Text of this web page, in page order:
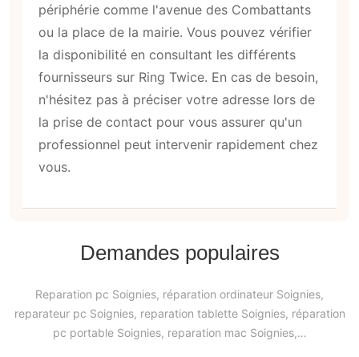
périphérie comme l'avenue des Combattants
ou la place de la mairie. Vous pouvez vérifier
la disponibilité en consultant les différents
fournisseurs sur Ring Twice. En cas de besoin,
n'hésitez pas à préciser votre adresse lors de
la prise de contact pour vous assurer qu'un
professionnel peut intervenir rapidement chez
vous.
Demandes populaires
Reparation pc Soignies, réparation ordinateur Soignies,
reparateur pc Soignies, reparation tablette Soignies, réparation
pc portable Soignies, reparation mac Soignies,…